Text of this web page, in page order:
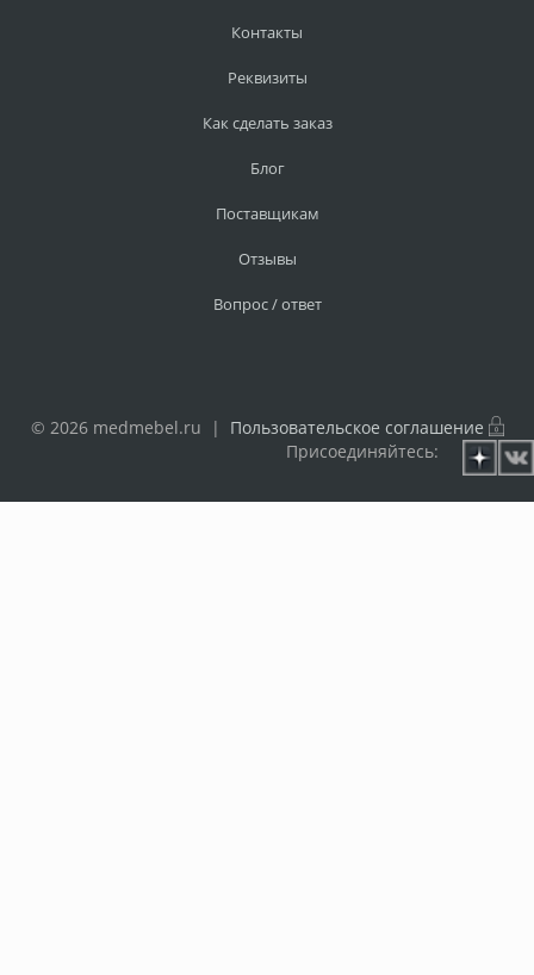
Контакты
Реквизиты
Как сделать заказ
Блог
Поставщикам
Отзывы
Вопрос / ответ
© 2026 medmebel.ru | Пользовательское соглашение
Присоединяйтесь: